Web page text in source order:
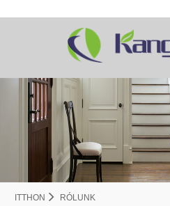
ITTHON RÓLUNK